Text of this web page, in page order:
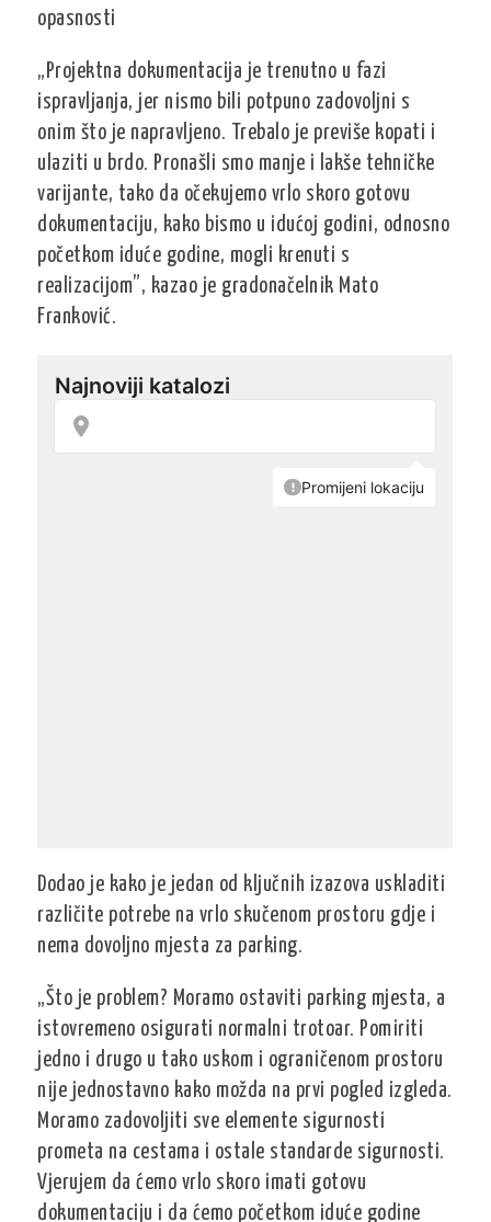
opasnosti
„Projektna dokumentacija je trenutno u fazi
ispravljanja, jer nismo bili potpuno zadovoljni s
onim što je napravljeno. Trebalo je previše kopati i
ulaziti u brdo. Pronašli smo manje i lakše tehničke
varijante, tako da očekujemo vrlo skoro gotovu
dokumentaciju, kako bismo u idućoj godini, odnosno
početkom iduće godine, mogli krenuti s
realizacijom”, kazao je gradonačelnik Mato
Franković.
Dodao je kako je jedan od ključnih izazova uskladiti
različite potrebe na vrlo skučenom prostoru gdje i
nema dovoljno mjesta za parking.
„Što je problem? Moramo ostaviti parking mjesta, a
istovremeno osigurati normalni trotoar. Pomiriti
jedno i drugo u tako uskom i ograničenom prostoru
nije jednostavno kako možda na prvi pogled izgleda.
Moramo zadovoljiti sve elemente sigurnosti
prometa na cestama i ostale standarde sigurnosti.
Vjerujem da ćemo vrlo skoro imati gotovu
dokumentaciju i da ćemo početkom iduće godine